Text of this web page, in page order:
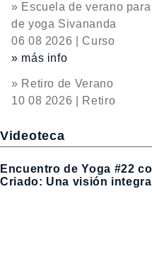
» Escuela de verano
de yoga Sivananda
06 08 2026 | Curso
» más info
» Retiro de Verano
10 08 2026 | Retiro
Videoteca
Encuentro de Yoga #22
Criado: Una visión